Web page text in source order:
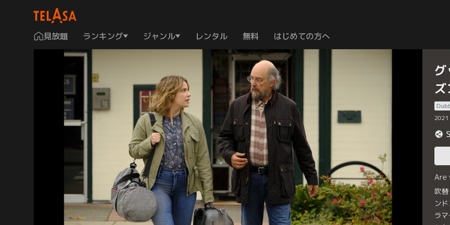
見放題 ランキング ジャンル レンタル 無料 はじめての方へ
2021
Are
吹
ン
ラ